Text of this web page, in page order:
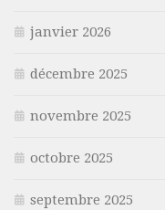
janvier 2026
décembre 2025
novembre 2025
octobre 2025
septembre 2025